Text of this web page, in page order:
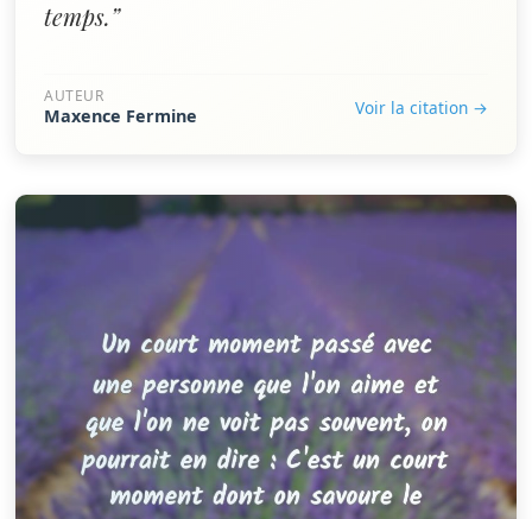
temps.”
AUTEUR
Maxence Fermine Voir la citation →